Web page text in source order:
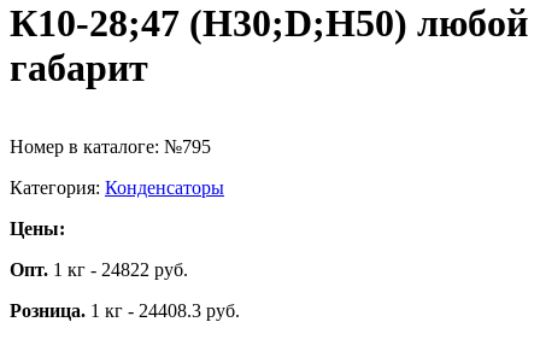
К10-28;47 (Н30;D;Н50) любой
габарит
Номер в каталоге: №795
Категория: Конденсаторы
Цены:
Опт. 1 кг - 24822 руб.
Розница. 1 кг - 24408.3 руб.